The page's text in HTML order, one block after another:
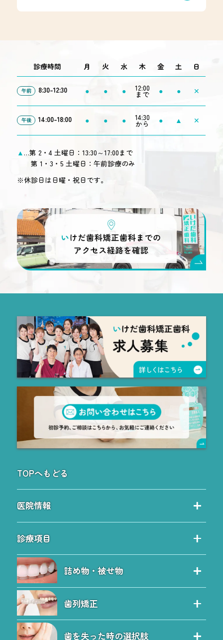
診療時間 月 火 水 木 金 土 日
午前 8:30-12:30 ● ● ● 12:00
まで ● ● ✕
午後 14:00-18:00 ● ● ● 14:30
から ● ▲ ✕
▲ …第 2・4 土曜日：13:30～17:00まで
第 1・3・5 土曜日：午前診療のみ
※休診日は日曜・祝日です。
TOPへもどる
医院情報
院長紹介
院内感染予防対策
料金表
お問い合わせ
ブログ
診療項目
診療項目
保険治療の特徴
自費治療の特徴
虫歯
予防歯科
詰め物・被せ物
セレック治療
セラミック
詰め物・被せ物のQ&A
歯列矯正
歯列矯正
歯を失った時の選択肢